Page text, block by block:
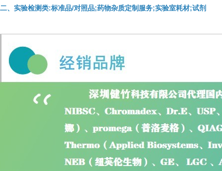
二、实验检测类:标准品/对照品;药物杂质定制服务;实验室耗材;试剂